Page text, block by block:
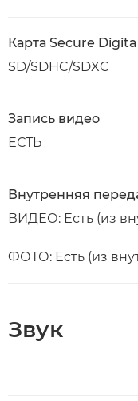
Карта Secure
SD/SDHC/SDXC
Запись видео
ЕСТЬ
Внутренняя
ВИДЕО: Есть (из
ФОТО: Есть (из
Звук